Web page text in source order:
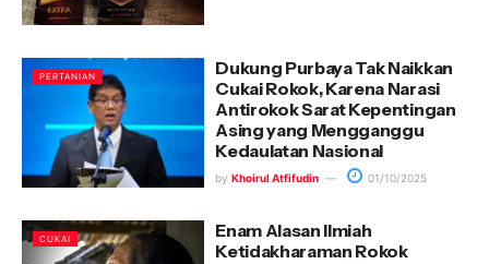
PERTANIAN
Dukung Purbaya Tak Naikkan
Cukai Rokok, Karena Narasi
Antirokok Sarat Kepentingan
Asing yang Mengganggu
Kedaulatan Nasional
by Khoirul Atfifudin 01/10/2025
CUKAI
Enam Alasan Ilmiah
Ketidakharaman Rokok